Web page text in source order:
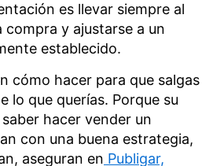
es llevar siempre al
compra y ajustarse a un
establecido.
cómo hacer para que salgas
lo que querías. Porque su
hacer vender un
con una buena estrategia,
aseguran en Publigar,